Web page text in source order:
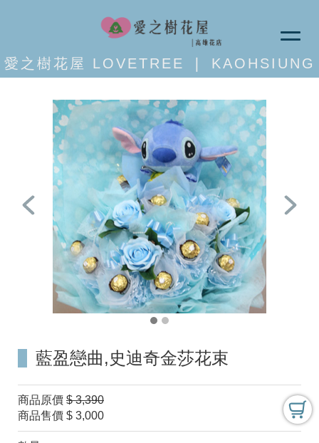
愛之樹花屋 LOVETREE ❘ KAOHSIUNG
藍盈戀曲,史迪奇金莎花束
商品原價 $ 3,390
商品售價 $ 3,000